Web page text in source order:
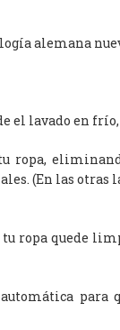
alemana
el lavado en
(En las
ropa quede